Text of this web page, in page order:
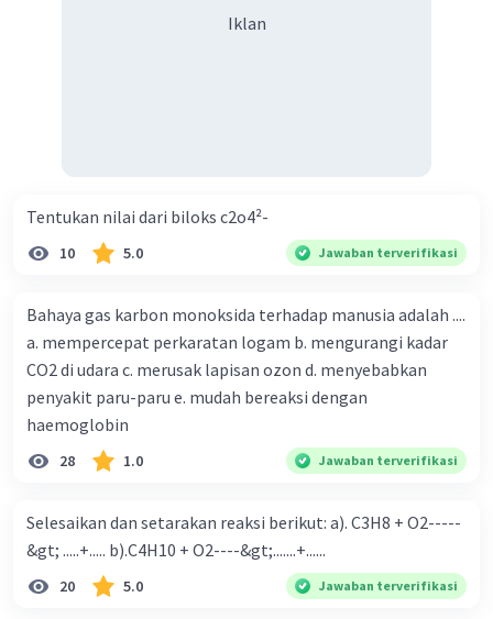
Iklan
Tentukan nilai dari biloks c2o4²-
10 5.0 Jawaban terverifikasi
Bahaya gas karbon monoksida terhadap manusia adalah ....
a. mempercepat perkaratan logam b. mengurangi kadar
CO2 di udara c. merusak lapisan ozon d. menyebabkan
penyakit paru-paru e. mudah bereaksi dengan
haemoglobin
28 1.0 Jawaban terverifikasi
Selesaikan dan setarakan reaksi berikut: a). C3H8 + O2-----
&gt; .....+..... b).C4H10 + O2----&gt;.......+......
20 5.0 Jawaban terverifikasi